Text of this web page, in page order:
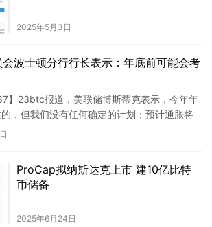
2025年5月3日
波士顿分行行长表示：年底前可能会考
】23btc报道，美联储博斯蒂克表示，今年年
，但我们没有任何确定的计划；预计通胀将
持续；经济可能会以不同方…
ProCap拟纳斯达克上市 建10亿比特
币储备
2025年6月24日